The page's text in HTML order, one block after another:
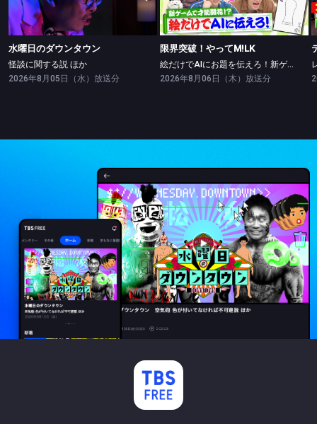
怪談に関する説 ほか
水曜日のダウンタウン
怪談に関する説 ほか
2026年8月05日（水）放送分
限界突破！やってM!LK
絵だけでAIにお題を伝えろ！新ゲームで絵の才能開花！？
2026年8月06日（木）放送分